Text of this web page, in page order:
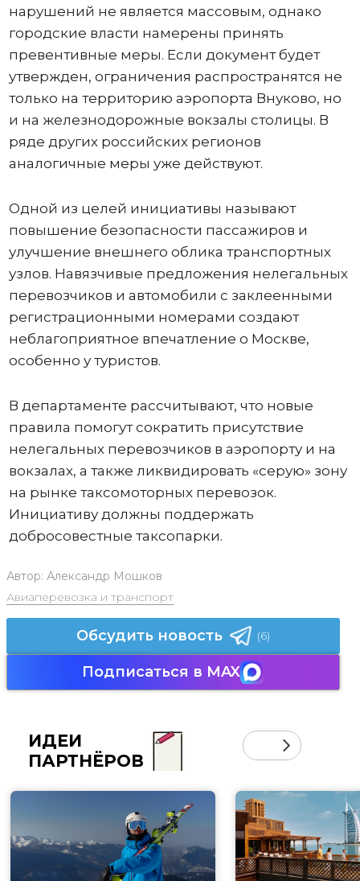
нарушений не является массовым, однако
городские власти намерены принять
превентивные меры. Если документ будет
утвержден, ограничения распространятся не
только на территорию аэропорта Внуково, но
и на железнодорожные вокзалы столицы. В
ряде других российских регионов
аналогичные меры уже действуют.
Одной из целей инициативы называют
повышение безопасности пассажиров и
улучшение внешнего облика транспортных
узлов. Навязчивые предложения нелегальных
перевозчиков и автомобили с заклеенными
регистрационными номерами создают
неблагоприятное впечатление о Москве,
особенно у туристов.
В департаменте рассчитывают, что новые
правила помогут сократить присутствие
нелегальных перевозчиков в аэропорту и на
вокзалах, а также ликвидировать «серую» зону
на рынке таксомоторных перевозок.
Инициативу должны поддержать
добросовестные таксопарки.
Автор: Александр Мошков
Авиаперевозка и транспорт
Обсудить новость (6)
Подписаться в MAX
ИДЕИ
ПАРТНЁРОВ